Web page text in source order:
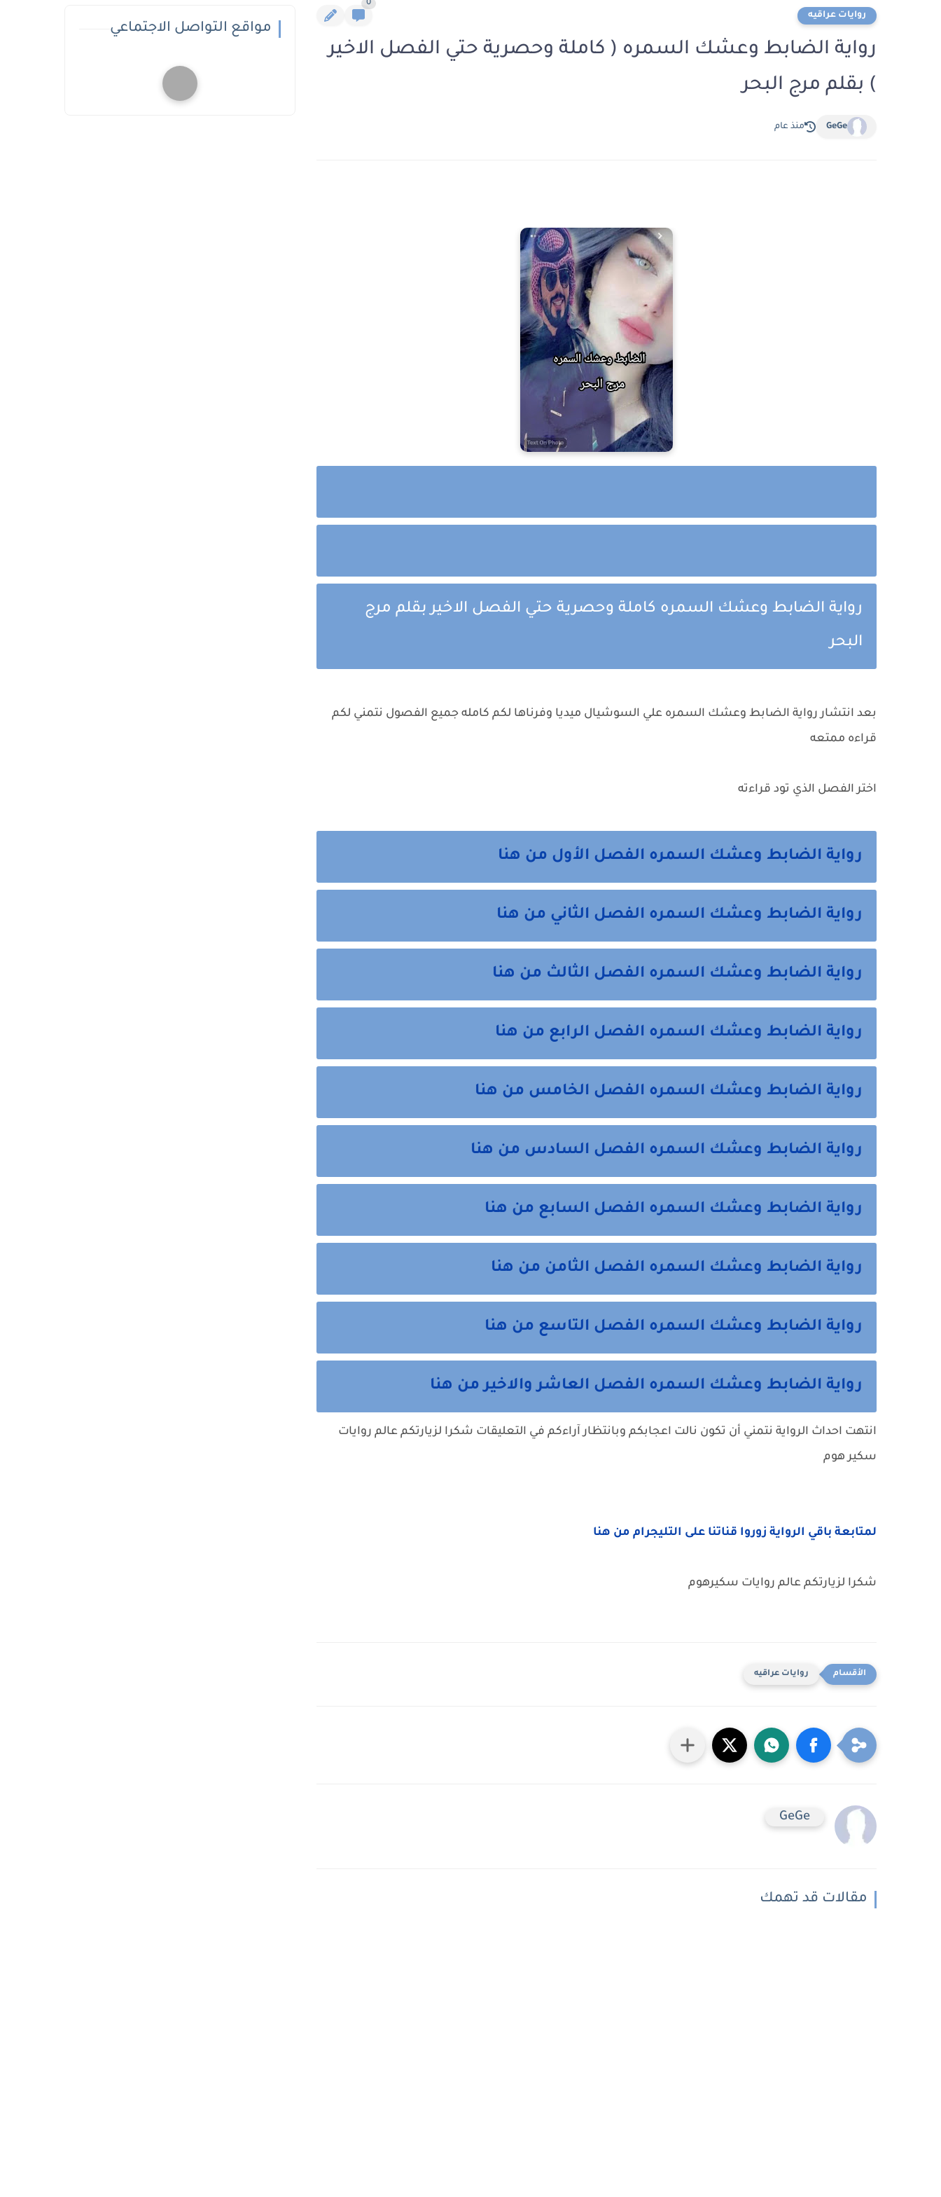
روايات عراقيه
0
رواية الضابط وعشك السمره ( كاملة وحصرية حتي الفصل الاخير
) بقلم مرج البحر
GeGe منذ عام
رواية الضابط وعشك السمره كاملة وحصرية حتي الفصل الاخير بقلم مرج
البحر
بعد انتشار رواية الضابط وعشك السمره علي السوشيال ميديا وفرناها لكم كامله جميع الفصول نتمني لكم
قراءه ممتعه
اختر الفصل الذي تود قراءته
رواية الضابط وعشك السمره الفصل الأول من هنا
رواية الضابط وعشك السمره الفصل الثاني من هنا
رواية الضابط وعشك السمره الفصل الثالث من هنا
رواية الضابط وعشك السمره الفصل الرابع من هنا
رواية الضابط وعشك السمره الفصل الخامس من هنا
رواية الضابط وعشك السمره الفصل السادس من هنا
رواية الضابط وعشك السمره الفصل السابع من هنا
رواية الضابط وعشك السمره الفصل الثامن من هنا
رواية الضابط وعشك السمره الفصل التاسع من هنا
رواية الضابط وعشك السمره الفصل العاشر والاخير من هنا
انتهت احداث الرواية نتمني أن تكون نالت اعجابكم وبانتظار آراءكم في التعليقات شكرا لزيارتكم عالم روايات
سكير هوم
لمتابعة باقي الرواية زوروا قناتنا على التليجرام من هنا
شكرا لزيارتكم عالم روايات سكيرهوم
روايات عراقيه
GeGe
مقالات قد تهمك
مواقع التواصل الاجتماعي